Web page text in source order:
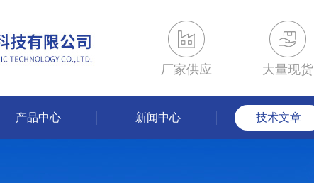
厂家供应 大量现货
产品中心 新闻中心 技术文章